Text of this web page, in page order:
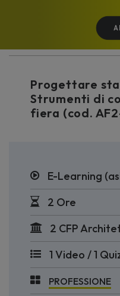
Progettare
Strumenti di
fiera (cod.
E-Learning
2 Ore
2 CFP
1 Video / 1
PROFESSIONE